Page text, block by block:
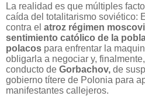
La realidad es que múltiples
caída del totalitarismo soviético:
contra el atroz régimen
sentimiento católico de la
polacos para enfrentar la
obligarla a negociar y,
conducto de Gorbachov, de
gobierno títere de Polonia para
manifestantes callejeros.